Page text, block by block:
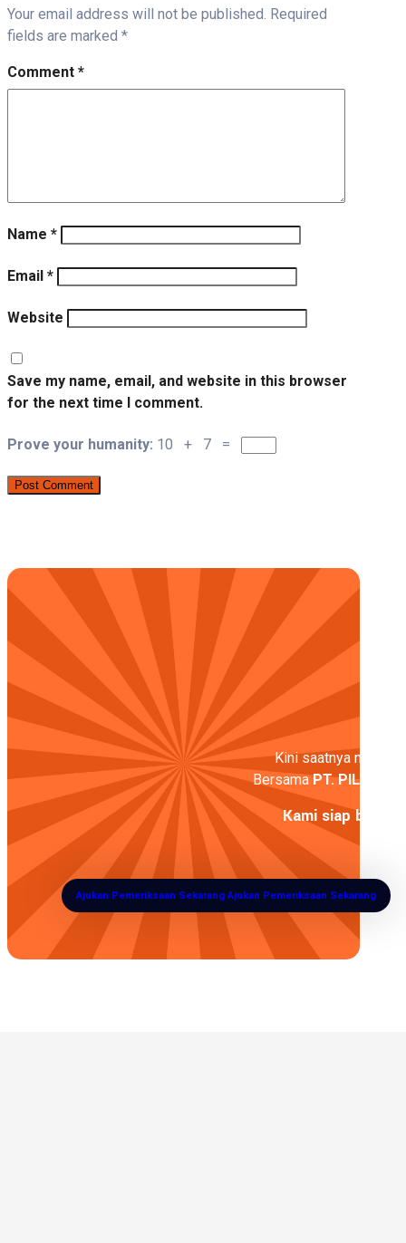
Your email address will not be published. Required
fields are marked *
Comment *
Name *
Email *
Website
Save my name, email, and website in this browser
for the next time I comment.
Prove your humanity: 10 + 7 =
Kini saatnya
BersamaPT. PILAR
Kami siap
Ajukan Pemeriksaan SekarangAjukan Pemeriksaan Sekarang